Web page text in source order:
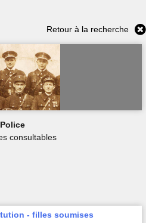
Retour à la recherche
Police
consultables
- filles soumises